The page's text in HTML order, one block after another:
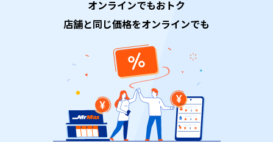
オンラインでもおトク
店舗と同じ価格をオンラインでも